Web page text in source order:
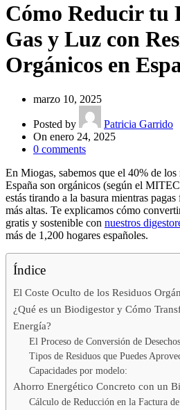
Cómo Reducir tu
Gas y Luz con
Orgánicos en
marzo 10, 2025
Posted by
Patricia Garrido
On enero 24, 2025
0 comments
En Miogas, sabemos que el 40% de los
España son orgánicos (según el
estás tirando a la basura mientras
más altas. Te explicamos cómo
gratis y sostenible con nuestros
más de 1,200 hogares españoles.
Índice
El Coste Oculto de los Residuos
¿Qué es un Biodigestor y Cómo
Energía?
El Proceso de Conversión de
Tipos de Residuos que Puedes
Capacidades por modelo:
Ahorro Energético Concreto con un
Cálculo de Reducción en la Factura